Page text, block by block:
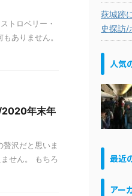
トロベリー・
ありません。
2020年末年
沢だと思いま
せん。 もちろ
萩城跡
史探訪/
人気
最近
アー